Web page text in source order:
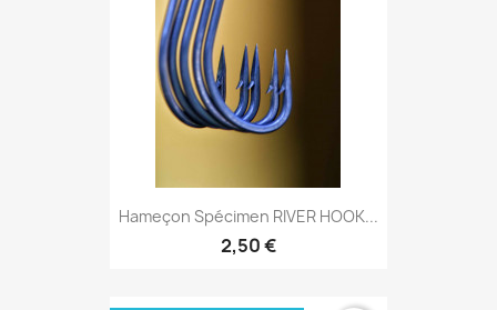
Hameçon Spécimen RIVER HOOK...
2,50 €